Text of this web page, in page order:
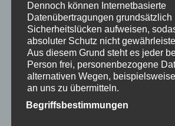
Einsatz von gut ausgebildeten
Maschinenführern vorgeführt. Die
der insgesamt 25 Exkursionsbilder
den Herstellerfirmen unabhängige
bedeutet, die verschiedenen
werden direkt im Gelände den
demonstriert, erläutert, zur
hinsichtlich der Wirtschaftlichkeit
Dennoch können Internetbasierte
Datenübertragungen grundsätzlich
Sicherheitslücken aufweisen,
absoluter Schutz nicht
Aus diesem Grund steht es jeder
Person frei, personenbezogene
alternativen Wegen,
an uns zu übermitteln.
Begriffsbestimmungen